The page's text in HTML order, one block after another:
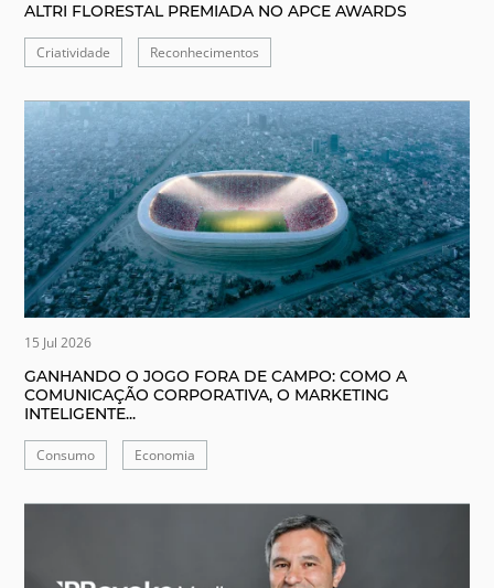
ALTRI FLORESTAL PREMIADA NO APCE AWARDS
Criatividade Reconhecimentos
15 Jul 2026
GANHANDO O JOGO FORA DE CAMPO: COMO A
COMUNICAÇÃO CORPORATIVA, O MARKETING
INTELIGENTE...
Consumo Economia